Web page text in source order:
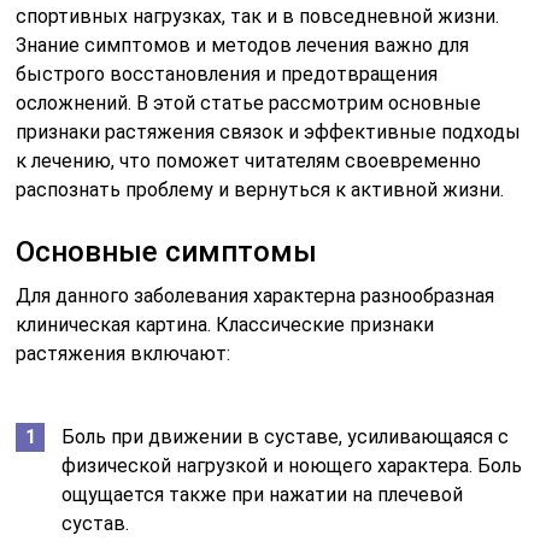
спортивных нагрузках, так и в повседневной жизни.
Знание симптомов и методов лечения важно для
быстрого восстановления и предотвращения
осложнений. В этой статье рассмотрим основные
признаки растяжения связок и эффективные подходы
к лечению, что поможет читателям своевременно
распознать проблему и вернуться к активной жизни.
Основные симптомы
Для данного заболевания характерна разнообразная
клиническая картина. Классические признаки
растяжения включают:
Боль при движении в суставе, усиливающаяся с
физической нагрузкой и ноющего характера. Боль
ощущается также при нажатии на плечевой
сустав.